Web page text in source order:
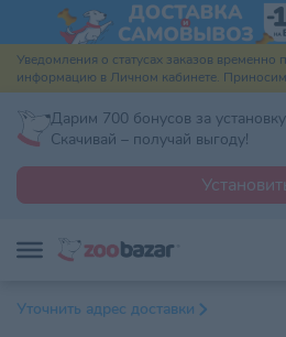
Уведомления о статусах заказов
информацию в Личном кабинете.
Дарим 700 бонусов за
Скачивай – получай выгоду!
Уточнить адрес доставки